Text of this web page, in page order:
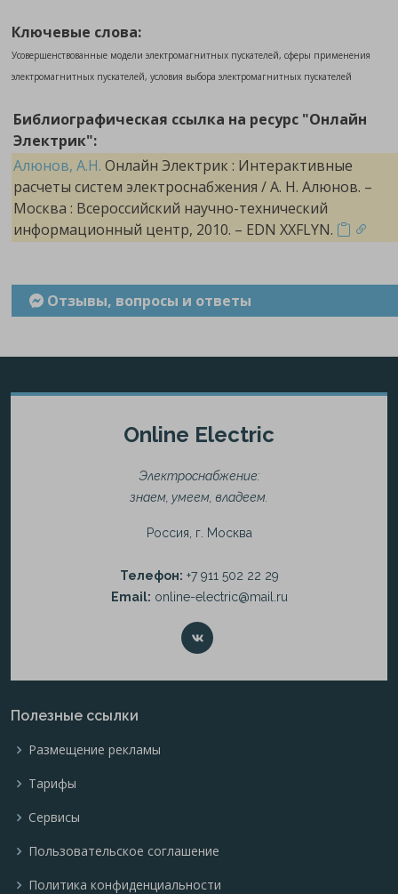
Ключевые слова:
Усовершенствованные модели электромагнитных пускателей, сферы применения
электромагнитных пускателей, условия выбора электромагнитных пускателей
Библиографическая ссылка на ресурс "Онлайн
Электрик":
Алюнов, А.Н. Онлайн Электрик : Интерактивные
расчеты систем электроснабжения / А. Н. Алюнов. –
Москва : Всероссийский научно-технический
информационный центр, 2010. – EDN XXFLYN.
Отзывы, вопросы и ответы
Online Electric
Электроснабжение:
знаем, умеем, владеем.
Россия, г. Москва
Телефон: +7 911 502 22 29
Email: online-electric@mail.ru
Полезные ссылки
Размещение рекламы
Тарифы
Сервисы
Пользовательское соглашение
Политика конфиденциальности